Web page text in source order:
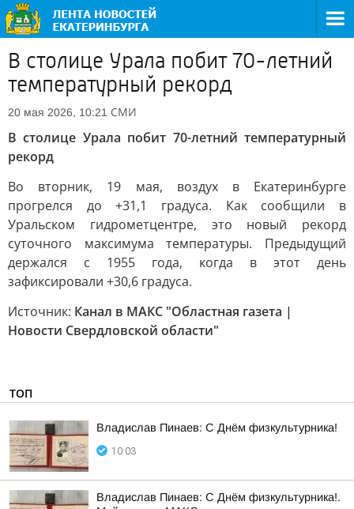
В столице Урала побит 70-летний
температурный рекорд
20 мая 2026, 10:21 СМИ
В столице Урала побит 70-летний температурный
рекорд
Во вторник, 19 мая, воздух в Екатеринбурге
прогрелся до +31,1 градуса. Как сообщили в
Уральском гидрометцентре, это новый рекорд
суточного максимума температуры. Предыдущий
держался с 1955 года, когда в этот день
зафиксировали +30,6 градуса.
Источник: Канал в МАКС "Областная газета |
Новости Свердловской области"
ТОП
Владислав Пинаев: С Днём физкультурника!
10:03
Владислав Пинаев: С Днём физкультурника!.